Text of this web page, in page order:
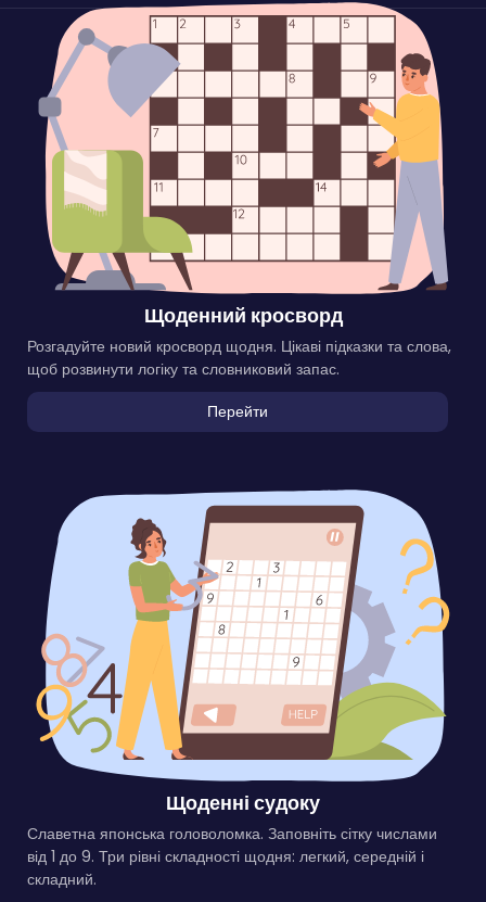
Щоденний кросворд
Розгадуйте новий кросворд щодня. Цікаві підказки та слова,
щоб розвинути логіку та словниковий запас.
Перейти
Щоденні судоку
Славетна японська головоломка. Заповніть сітку числами
від 1 до 9. Три рівні складності щодня: легкий, середній і
складний.